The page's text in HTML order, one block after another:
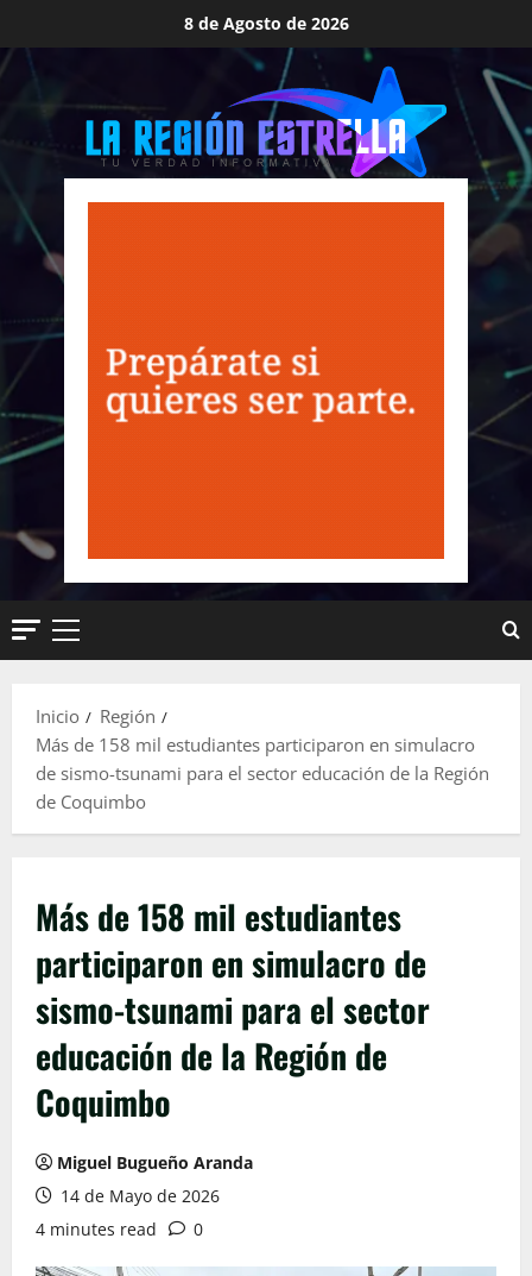
al
contenido
8 de Agosto de 2026
Menú
Inicio
Región
Más de 158 mil estudiantes participaron en simulacro
de sismo-tsunami para el sector educación de la Región
de Coquimbo
Más de 158 mil estudiantes
participaron en simulacro de
sismo-tsunami para el sector
educación de la Región de
Coquimbo
Miguel Bugueño Aranda
14 de Mayo de 2026
4 minutes read
0